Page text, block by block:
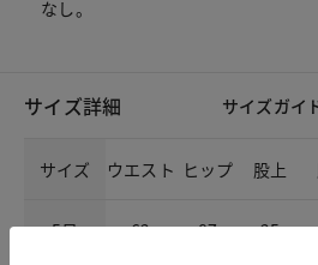
なし。
サイズ詳細 サイズガイ
サイズ ウエスト ヒップ 股上
5号 62 87 25